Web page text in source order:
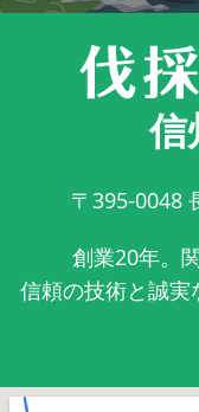
信
〒395-0048
創業20年。
信頼の技術と誠実